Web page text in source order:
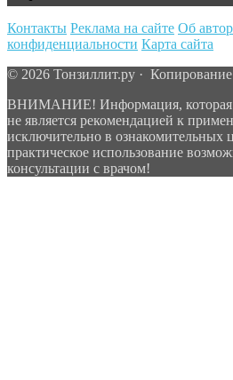
Контакты Реклама на сайте Об
конфиденциальности Карта сайта
© 2026 Тонзиллит.ру ·
ВНИМАНИЕ! Информация, которая
не является рекомендацией к
исключительно в ознакомительных
практическое использование
консультации с врачом!